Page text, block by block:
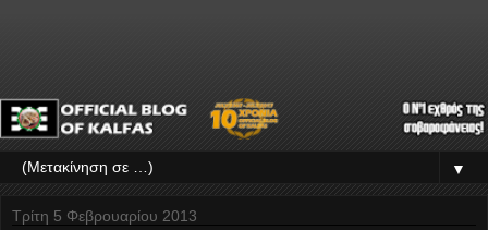
▼
Τρίτη 5 Φεβρουαρίου 2013